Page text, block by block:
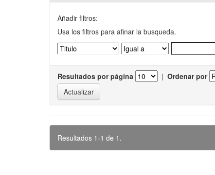
Añadir filtros:
Usa los filtros para afinar la busqueda.
Resultados por página | Ordenar por
Resultados 1-1 de 1.